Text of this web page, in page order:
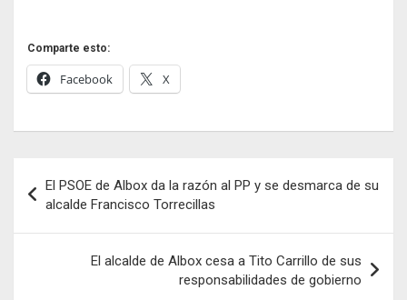
Comparte esto:
Facebook X
de
entradas
El PSOE de Albox da la razón al PP y se desmarca de su
alcalde Francisco Torrecillas
El alcalde de Albox cesa a Tito Carrillo de sus
responsabilidades de gobierno